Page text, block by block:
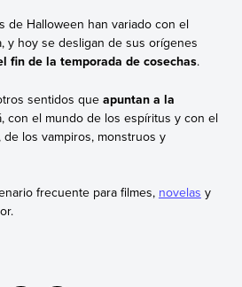
de Halloween han variado con el
y hoy se desligan de sus orígenes
fin de la temporada de cosechas.
sentidos que apuntan a la
con el mundo de los espíritus y con el
los vampiros, monstruos y
frecuente para filmes, novelas y